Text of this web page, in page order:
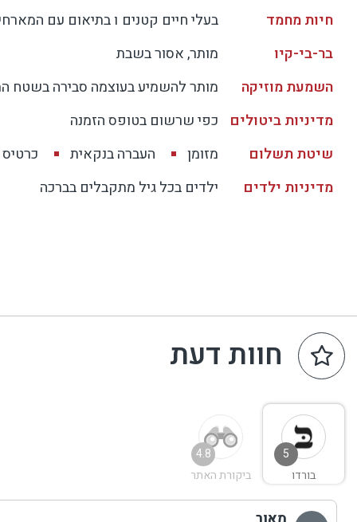
חיות מחמד
בעלי חיים קטנים ו בתיאום עם
בר-בי-קיו
מותר, אסור בשבת
השמעת מוזיקה
מותר להשמיע בעוצמה סבירה בשטח
מדיניות ביטולים
כפי שרשום בטופס הזמנה
שיטת תשלום
מזומן העברה בנקאית
מדיניות ילדים
ילדים בכל גיל מתקבלים בברכה
חוות דעת
5
בורדו
4.8
ביקורת האתר